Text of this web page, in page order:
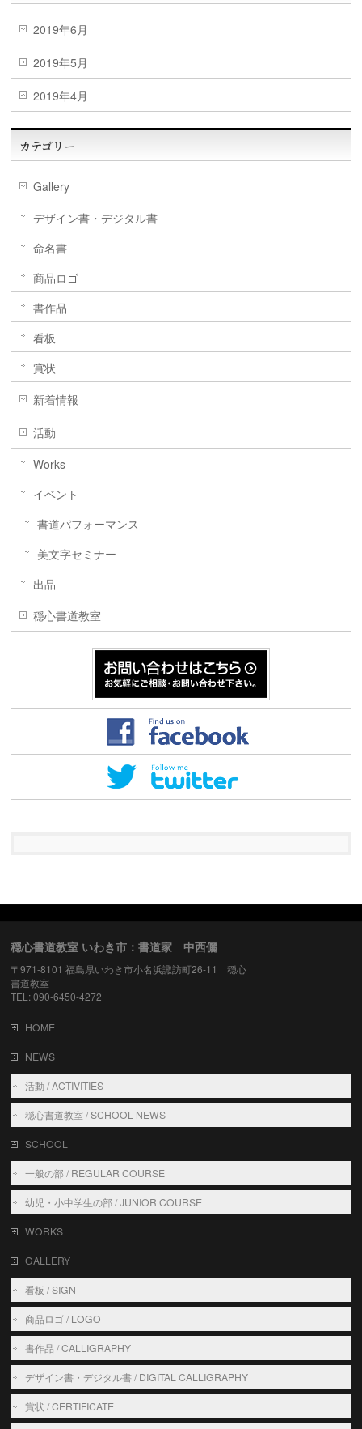
2019年6月
2019年5月
2019年4月
カテゴリー
Gallery
デザイン書・デジタル書
命名書
商品ロゴ
書作品
看板
賞状
新着情報
活動
Works
イベント
書道パフォーマンス
美文字セミナー
出品
穏心書道教室
穏心書道教室 いわき市：書道家 中西儷
〒971-8101 福島県いわき市小名浜諏訪町26-11 穏心
書道教室
TEL: 090-6450-4272
HOME
NEWS
活動 / ACTIVITIES
穏心書道教室 / SCHOOL NEWS
SCHOOL
一般の部 / REGULAR COURSE
幼児・小中学生の部 / JUNIOR COURSE
WORKS
GALLERY
看板 / SIGN
商品ロゴ / LOGO
書作品 / CALLIGRAPHY
デザイン書・デジタル書 / DIGITAL CALLIGRAPHY
賞状 / CERTIFICATE